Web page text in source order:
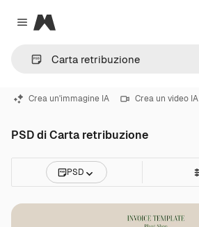
Close menu
Magnific
Crea un'immagine IA Crea un video IA
PSD di Carta retribuzione
PSD